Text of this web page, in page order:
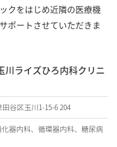
クをはじめ近隣の医療機
ポートさせていただきま
ライズひろ内科クリニ
谷区玉川1-15-6 204
器内科、循環器内科、糖尿病